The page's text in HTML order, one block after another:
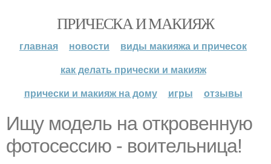
ПРИЧЕСКА И МАКИЯЖ
главная новости
виды макияжа и причесок
как делать прически и макияж
прически и макияж на дому
игры отзывы
Ищу модель на откровенную
фотосессию - воительница!